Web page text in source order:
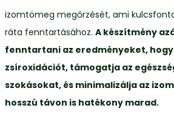
izomtömeg megőrzését, ami
ráta fenntartásához. A készítmény
fenntartani az eredményeket,
zsíroxidációt, támogatja az
szokásokat, és minimalizálja az
hosszú távon is hatékony marad.